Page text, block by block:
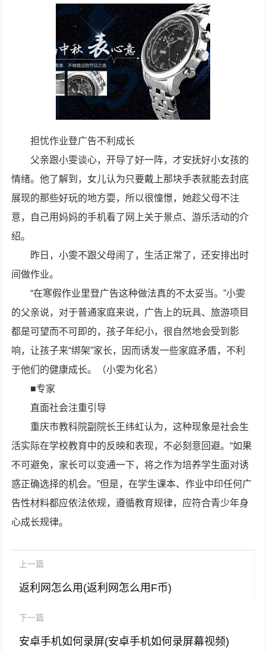
担忧作业登广告不利成长
父亲跟小雯谈心，开导了好一阵，才安抚好小女孩的
情绪。他了解到，女儿认为只要戴上那块手表就能去封底
展现的那些好玩的地方耍，所以很憧憬，她趁父母不注
意，自己用妈妈的手机看了网上关于景点、游乐活动的介
绍。
昨日，小雯不跟父母闹了，生活正常了，还安排出时
间做作业。
“在寒假作业里登广告这种做法真的不太妥当。”小雯
的父亲说，对于普通家庭来说，广告上的玩具、旅游项目
都是可望而不可即的，孩子年纪小，很自然地会受到影
响，让孩子来“绑架”家长，因而诱发一些家庭矛盾，不利
于他们的健康成长。（小雯为化名）
■专家
直面社会注重引导
重庆市教科院副院长王纬虹认为，这种现象是社会生
活实际在学校教育中的反映和表现，不必刻意回避。“如果
不可避免，家长可以变通一下，将之作为培养学生面对诱
惑正确选择的机会。”但是，在学生课本、作业中印任何广
告性材料都应依法依规，遵循教育规律，应符合青少年身
心成长规律。
上一篇
返利网怎么用(返利网怎么用F币)
下一篇
安卓手机如何录屏(安卓手机如何录屏幕视频)